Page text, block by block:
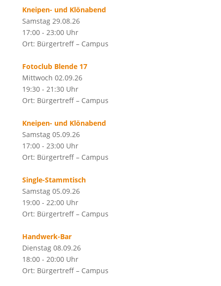
Kneipen- und Klönabend
Samstag 29.08.26
17:00 - 23:00 Uhr
Ort: Bürgertreff – Campus
Fotoclub Blende 17
Mittwoch 02.09.26
19:30 - 21:30 Uhr
Ort: Bürgertreff – Campus
Kneipen- und Klönabend
Samstag 05.09.26
17:00 - 23:00 Uhr
Ort: Bürgertreff – Campus
Single-Stammtisch
Samstag 05.09.26
19:00 - 22:00 Uhr
Ort: Bürgertreff – Campus
Handwerk-Bar
Dienstag 08.09.26
18:00 - 20:00 Uhr
Ort: Bürgertreff – Campus